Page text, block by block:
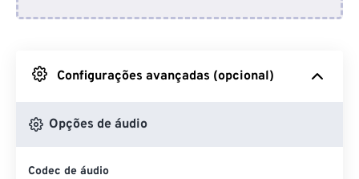
Do Google Drive
Do OneDrive
Configurações avançadas (opcional)
Opções de áudio
Codec de áudio